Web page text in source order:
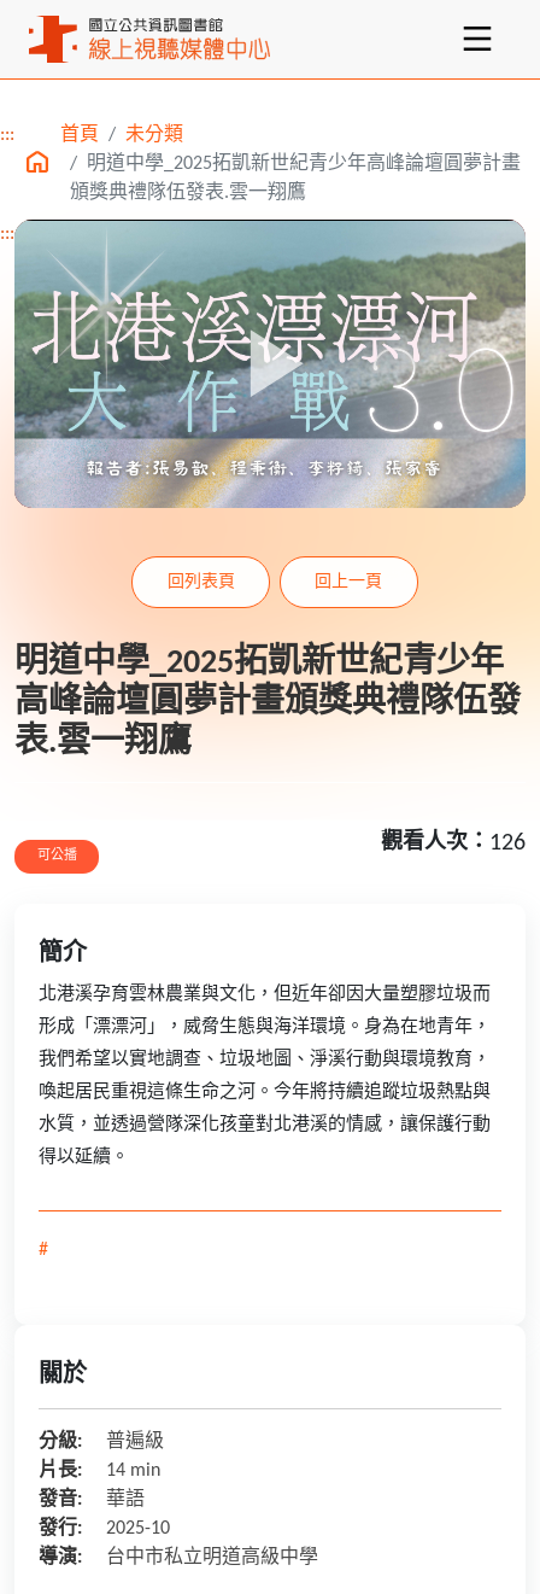
主要內容區塊
::: 首頁
未分類
明道中學_2025拓凱新世紀青少年高峰論壇圓夢計畫
頒獎典禮隊伍發表.雲一翔鷹
:::
明道中學_2025拓凱新世紀青少年
高峰論壇圓夢計畫頒獎典禮隊伍發
表.雲一翔鷹
回列表頁 回上一頁
可公播
觀看人次： 126
簡介
北港溪孕育雲林農業與文化，但近年卻因大量塑膠垃圾而
形成「漂漂河」，威脅生態與海洋環境。身為在地青年，
我們希望以實地調查、垃圾地圖、淨溪行動與環境教育，
喚起居民重視這條生命之河。今年將持續追蹤垃圾熱點與
水質，並透過營隊深化孩童對北港溪的情感，讓保護行動
得以延續。
#
關於
分級:
普遍級
片長:
14 min
發音:
華語
發行:
2025-10
導演:
台中市私立明道高級中學